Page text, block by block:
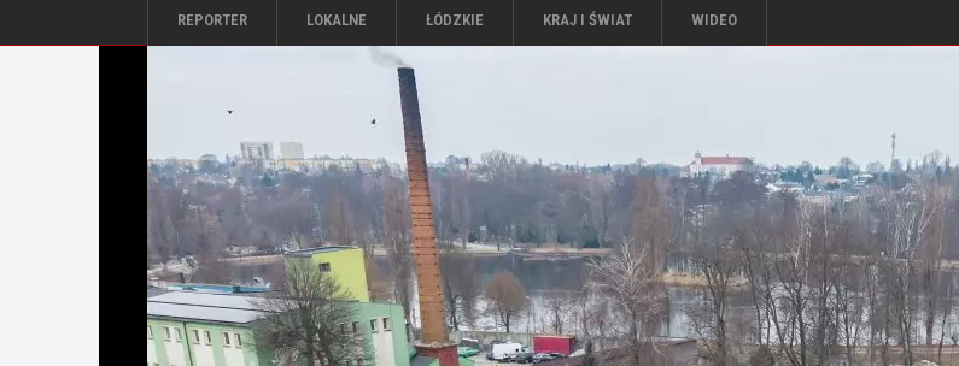
REPORTER LOKALNE ŁÓDZKIE KRAJ I ŚWIAT WIDEO